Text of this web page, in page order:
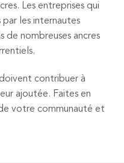
Les entreprises qui
les internautes
de nombreuses ancres
contribuer à
ajoutée. Faites en
votre communauté et